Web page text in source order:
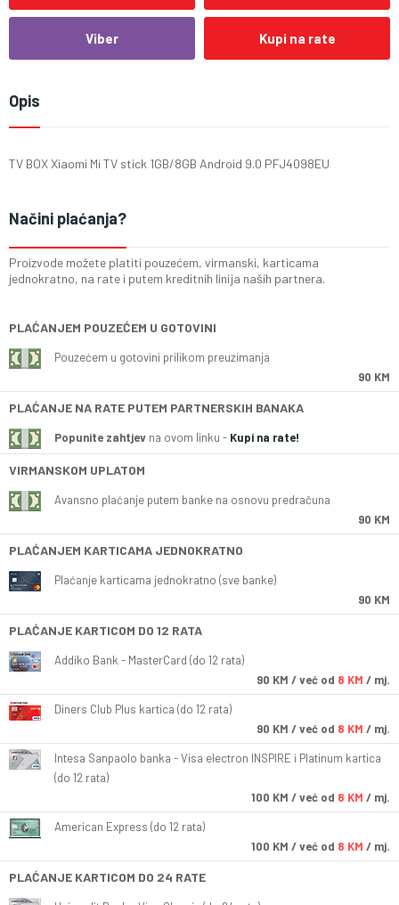
Viber Kupi na rate
Opis
TV BOX Xiaomi Mi TV stick 1GB/8GB Android 9.0 PFJ4098EU
Načini plaćanja?
Proizvode možete platiti pouzećem, virmanski, karticama
jednokratno, na rate i putem kreditnih linija naših partnera.
PLAĆANJEM POUZEĆEM U GOTOVINI
Pouzećem u gotovini prilikom preuzimanja
90 KM
PLAĆANJE NA RATE PUTEM PARTNERSKIH BANAKA
Popunite zahtjev na ovom linku - Kupi na rate!
VIRMANSKOM UPLATOM
Avansno plaćanje putem banke na osnovu predračuna
90 KM
PLAĆANJEM KARTICAMA JEDNOKRATNO
Plaćanje karticama jednokratno (sve banke)
90 KM
PLAĆANJE KARTICOM DO 12 RATA
Addiko Bank - MasterCard (do 12 rata)
90 KM / već od 8 KM / mj.
Diners Club Plus kartica (do 12 rata)
90 KM / već od 8 KM / mj.
Intesa Sanpaolo banka - Visa electron INSPIRE i Platinum kartica
(do 12 rata)
100 KM / već od 8 KM / mj.
American Express (do 12 rata)
100 KM / već od 8 KM / mj.
PLAĆANJE KARTICOM DO 24 RATE